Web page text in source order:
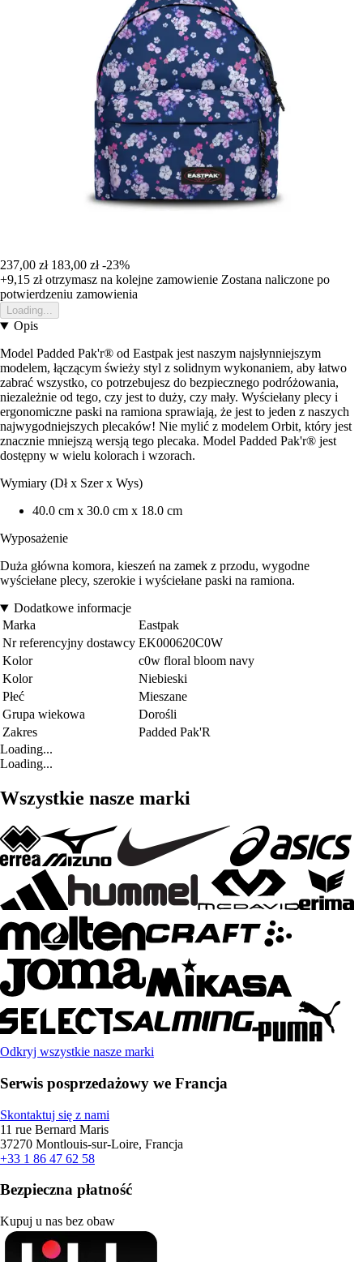
237,00 zł 183,00 zł -23%
+9,15 złotrzymasz na kolejne zamowienie Zostana naliczone po
potwierdzeniu zamowienia
Loading...
Opis
Model Padded Pak'r® od Eastpak jest naszym najsłynniejszym
modelem, łączącym świeży styl z solidnym wykonaniem, aby łatwo
zabrać wszystko, co potrzebujesz do bezpiecznego podróżowania,
niezależnie od tego, czy jest to duży, czy mały. Wyściełany plecy i
ergonomiczne paski na ramiona sprawiają, że jest to jeden z naszych
najwygodniejszych plecaków! Nie mylić z modelem Orbit, który jest
znacznie mniejszą wersją tego plecaka. Model Padded Pak'r® jest
dostępny w wielu kolorach i wzorach.
Wymiary (Dł x Szer x Wys)
40.0 cm x 30.0 cm x 18.0 cm
Wyposażenie
Duża główna komora, kieszeń na zamek z przodu, wygodne
wyściełane plecy, szerokie i wyściełane paski na ramiona.
Dodatkowe informacje
Marka
Eastpak
Nr referencyjny dostawcy EK000620C0W
Kolor
c0w floral bloom navy
Kolor
Niebieski
Płeć
Mieszane
Grupa wiekowa
Dorośli
Zakres
Padded Pak'R
Loading...
Loading...
Wszystkie nasze marki
Odkryj wszystkie nasze marki
Serwis posprzedażowy we Francja
Skontaktuj się z nami
11 rue Bernard Maris
37270 Montlouis-sur-Loire, Francja
+33 1 86 47 62 58
Bezpieczna płatność
Kupuj u nas bez obaw